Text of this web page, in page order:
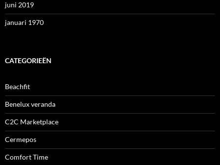
juni 2019
januari 1970
CATEGORIEËN
Beachfit
Benelux veranda
C2C Marketplace
Cermepos
Comfort Time